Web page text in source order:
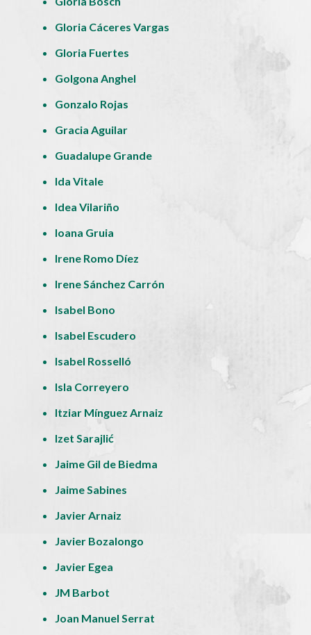
Gloria Cáceres Vargas
Gloria Fuertes
Golgona Anghel
Gonzalo Rojas
Gracia Aguilar
Guadalupe Grande
Ida Vitale
Idea Vilariño
Ioana Gruia
Irene Romo Díez
Irene Sánchez Carrón
Isabel Bono
Isabel Escudero
Isabel Rosselló
Isla Correyero
Itziar Mínguez Arnaiz
Izet Sarajlić
Jaime Gil de Biedma
Jaime Sabines
Javier Arnaiz
Javier Bozalongo
Javier Egea
JM Barbot
Joan Manuel Serrat